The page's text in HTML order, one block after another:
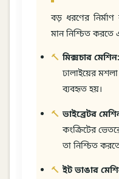
বড় ধরণের
মান নিশ্চিত করতে
মিক্সচার মেশিন:
ঢালাইয়ের
ব্যবহৃত হয়।
ভাইব্রেটর
কংক্রিটের
তা নিশ্চিত
ইট ভাঙার